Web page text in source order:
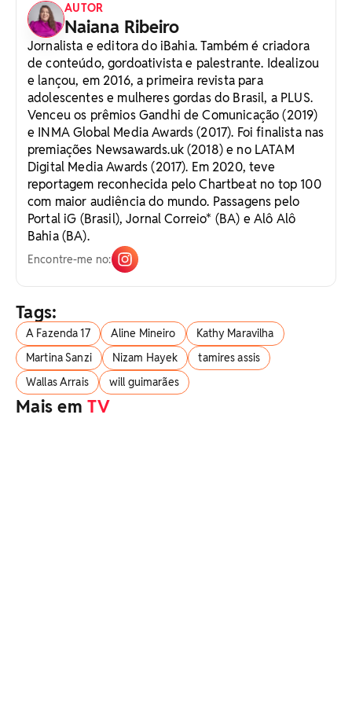
AUTOR
Naiana Ribeiro
Jornalista e editora do iBahia. Também é criadora
de conteúdo, gordoativista e palestrante. Idealizou
e lançou, em 2016, a primeira revista para
adolescentes e mulheres gordas do Brasil, a PLUS.
Venceu os prêmios Gandhi de Comunicação (2019)
e INMA Global Media Awards (2017). Foi finalista nas
premiações Newsawards.uk (2018) e no LATAM
Digital Media Awards (2017). Em 2020, teve
reportagem reconhecida pelo Chartbeat no top 100
com maior audiência do mundo. Passagens pelo
Portal iG (Brasil), Jornal Correio* (BA) e Alô Alô
Bahia (BA).
Encontre-me no:
Tags:
A Fazenda 17 Aline Mineiro
Kathy Maravilha
Martina Sanzi
Nizam Hayek
tamires assis
Wallas Arrais
will guimarães
Mais emTV